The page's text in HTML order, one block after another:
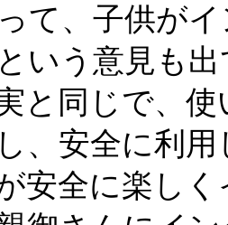
て、子供が
いう意見も
と同じで、
、安全に利
安全に楽し